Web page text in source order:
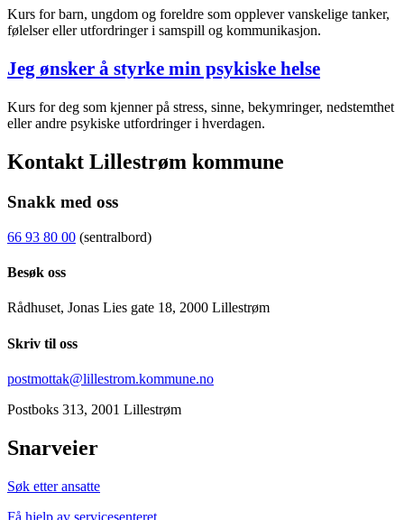
Kurs for barn, ungdom og foreldre som opplever vanskelige tanker,
følelser eller utfordringer i samspill og kommunikasjon.
Jeg ønsker å styrke min psykiske helse
Kurs for deg som kjenner på stress, sinne, bekymringer, nedstemthet
eller andre psykiske utfordringer i hverdagen.
Kontakt Lillestrøm kommune
Snakk med oss
66 93 80 00 (sentralbord)
Besøk oss
Rådhuset, Jonas Lies gate 18, 2000 Lillestrøm
Skriv til oss
postmottak@lillestrom.kommune.no
Postboks 313, 2001 Lillestrøm
Snarveier
Søk etter ansatte
Få hjelp av servicesenteret